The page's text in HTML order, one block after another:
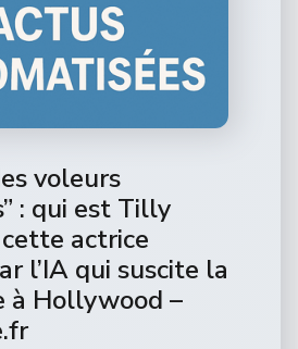
voleurs
: qui est Tilly
actrice
l’IA qui suscite la
à Hollywood –